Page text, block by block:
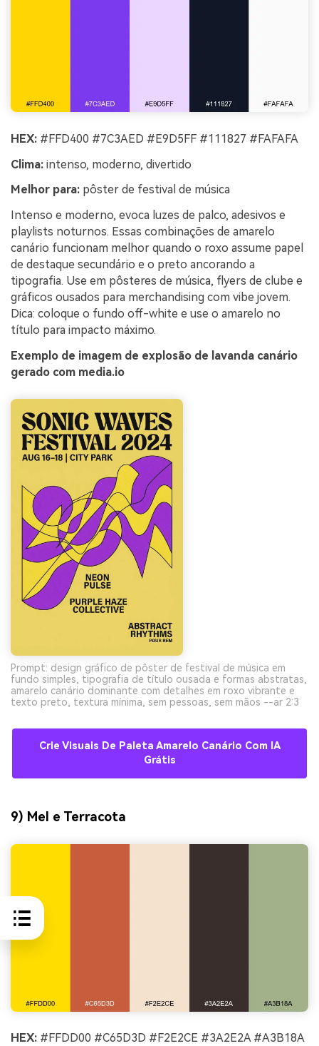
HEX: #FFD400 #7C3AED #E9D5FF #111827 #FAFAFA
Clima: intenso, moderno, divertido
Melhor para: pôster de festival de música
Intenso e moderno, evoca luzes de palco, adesivos e
playlists noturnos. Essas combinações de amarelo
canário funcionam melhor quando o roxo assume papel
de destaque secundário e o preto ancorando a
tipografia. Use em pôsteres de música, flyers de clube e
gráficos ousados para merchandising com vibe jovem.
Dica: coloque o fundo off-white e use o amarelo no
título para impacto máximo.
Exemplo de imagem de explosão de lavanda canário
gerado com media.io
Prompt: design gráfico de pôster de festival de música em
fundo simples, tipografia de título ousada e formas abstratas,
amarelo canário dominante com detalhes em roxo vibrante e
texto preto, textura mínima, sem pessoas, sem mãos --ar 2:3
Crie Visuais De Paleta Amarelo Canário Com IA
Grátis
9) Mel e Terracota
HEX: #FFDD00 #C65D3D #F2E2CE #3A2E2A #A3B18A